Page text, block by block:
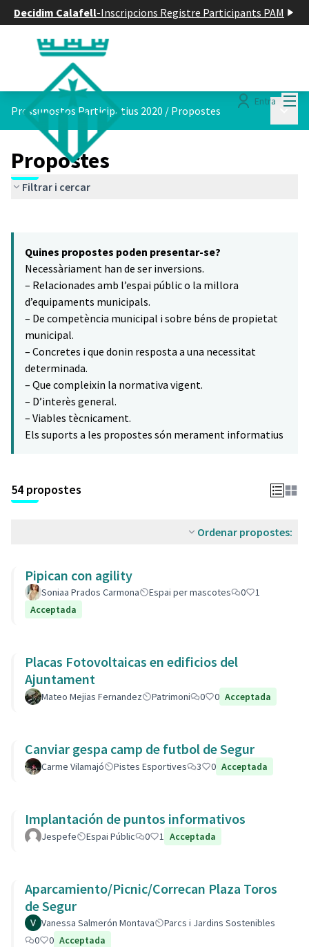
Decidim Calafell-Inscripcions Registre Participants PAM
Entra
Pressupostos Participatius 2020 / Propostes
Propostes
Filtrar i cercar
−
Quines propostes poden presentar-se?
Necessàriament han de ser inversions.
– Relacionades amb l’espai públic o la millora
d’equipaments municipals.
– De competència municipal i sobre béns de propietat
municipal.
– Concretes i que donin resposta a una necessitat
determinada.
– Que compleixin la normativa vigent.
– D’interès general.
– Viables tècnicament.
Els suports a les propostes són merament informatius
54 propostes
Ordenar propostes:
Pipican con agility
Soniaa Prados Carmona Espai per mascotes 0
1
Acceptada
Placas Fotovoltaicas en edificios del
Ajuntament
Mateo Mejias Fernandez Patrimoni 0 0 Acceptada
Canviar gespa camp de futbol de Segur
Carme Vilamajó Pistes Esportives 3 0 Acceptada
Implantación de puntos informativos
Jespefe Espai Públic 0 1 Acceptada
Aparcamiento/Picnic/Correcan Plaza Toros
de Segur
Vanessa Salmerón Montava
Parcs i Jardins Sostenibles
0
0 Acceptada